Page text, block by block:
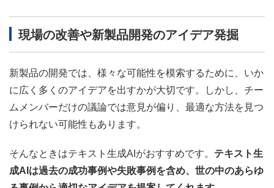
現場の改善や新製品開発のアイデア発掘
新製品の開発では、様々な可能性を模索するために、いか
に広く多くのアイデアを出すかが大切です。しかし、チー
ムメンバーだけの議論では意見が偏り、最適な方法を見つ
けられない可能性もあります。
そんなときはテキスト生成AIがおすすめです。 テキスト生
成AIは過去の成功事例や失敗事例を含め、世の中のあらゆ